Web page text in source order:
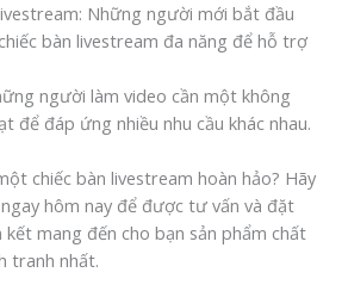
Những người mới bắt đầu
bàn livestream đa năng để hỗ trợ
người làm video cần một không
để đáp ứng nhiều nhu cầu khác nhau.
chiếc bàn livestream hoàn hảo? Hãy
hôm nay để được tư vấn và đặt
kết mang đến cho bạn sản phẩm chất
tranh nhất.